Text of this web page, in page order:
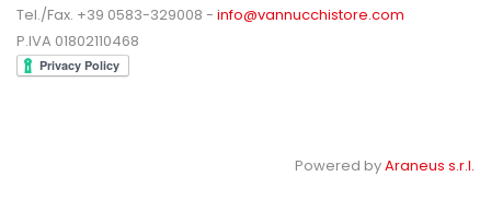
Tel./Fax. +39 0583-329008 - info@vannucchistore.com
P.IVA 01802110468
Powered byAraneus s.r.l.